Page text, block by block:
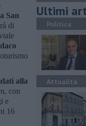
San
di
alla
con
e
16
Ultimi
Politica
Attualità